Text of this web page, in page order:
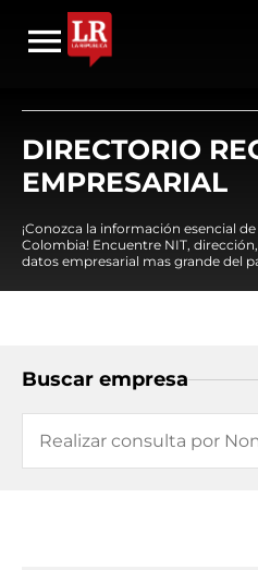
DIRECTORIO
EMPRESARIAL
¡Conozca la información esencial
Colombia! Encuentre NIT,
datos empresarial mas grande del
Buscar empresa